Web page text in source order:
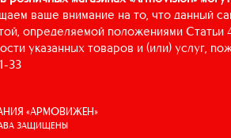
ваше внимание на то, что данный
определяемой положениями Статьи
указанных товаров и (или) услуг,
33
«АРМОВИЖЕН»
ЗАЩИЩЕНЫ